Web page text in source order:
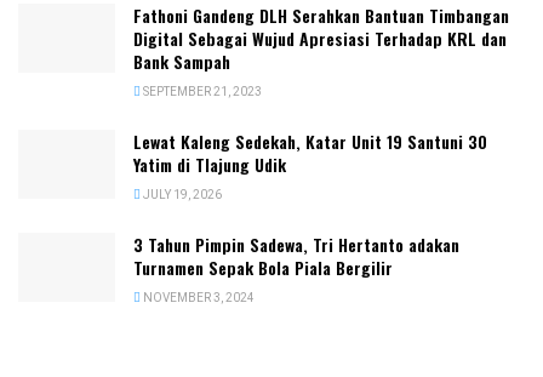
Fathoni Gandeng DLH Serahkan Bantuan Timbangan
Digital Sebagai Wujud Apresiasi Terhadap KRL dan
Bank Sampah
SEPTEMBER 21, 2023
‎Lewat Kaleng Sedekah, Katar Unit 19 Santuni 30
Yatim di Tlajung Udik
JULY 19, 2026
3 Tahun Pimpin Sadewa, Tri Hertanto adakan
Turnamen Sepak Bola Piala Bergilir
NOVEMBER 3, 2024